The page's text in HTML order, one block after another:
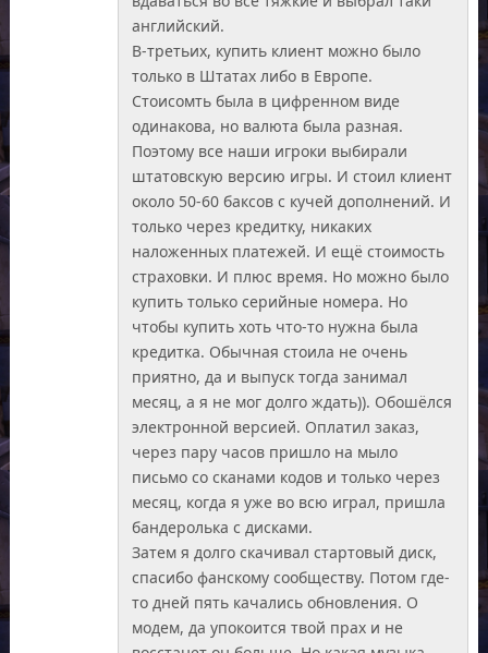
английский.
В-третьих, купить клиент можно было
только в Штатах либо в Европе.
Стоисомть была в цифренном виде
одинакова, но валюта была разная.
Поэтому все наши игроки выбирали
штатовскую версию игры. И стоил клиент
около 50-60 баксов с кучей дополнений. И
только через кредитку, никаких
наложенных платежей. И ещё стоимость
страховки. И плюс время. Но можно было
купить только серийные номера. Но
чтобы купить хоть что-то нужна была
кредитка. Обычная стоила не очень
приятно, да и выпуск тогда занимал
месяц, а я не мог долго ждать)). Обошёлся
электронной версией. Оплатил заказ,
через пару часов пришло на мыло
письмо со сканами кодов и только через
месяц, когда я уже во всю играл, пришла
бандеролька с дисками.
Затем я долго скачивал стартовый диск,
спасибо фанскому сообществу. Потом где-
то дней пять качались обновления. О
модем, да упокоится твой прах и не